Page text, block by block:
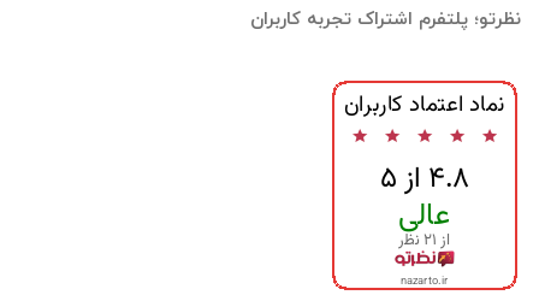
نظرتو؛ پلتفرم اشتراک تجربه کاربران